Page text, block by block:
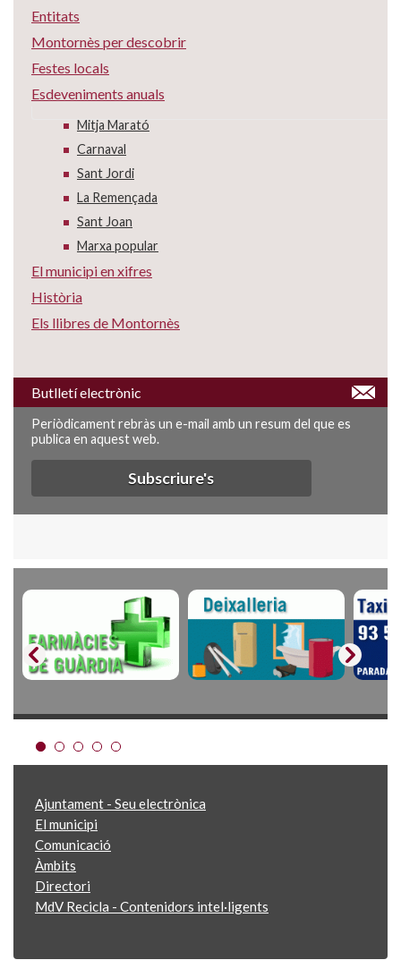
Entitats
Montornès per descobrir
Festes locals
Esdeveniments anuals
Mitja Marató
Carnaval
Sant Jordi
La Remençada
Sant Joan
Marxa popular
El municipi en xifres
Història
Els llibres de Montornès
Butlletí electrònic
Periòdicament rebràs un e-mail amb un resum del que es
publica en aquest web.
Subscriure's
Ajuntament - Seu electrònica
El municipi
Comunicació
Àmbits
Directori
MdV Recicla - Contenidors intel·ligents